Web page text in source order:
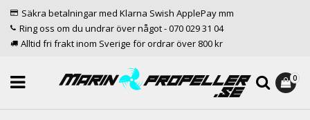
Säkra betalningar med Klarna Swish ApplePay mm
Ring oss om du undrar över något - 070 029 31 04
Alltid fri frakt inom Sverige för ordrar över 800 kr
0